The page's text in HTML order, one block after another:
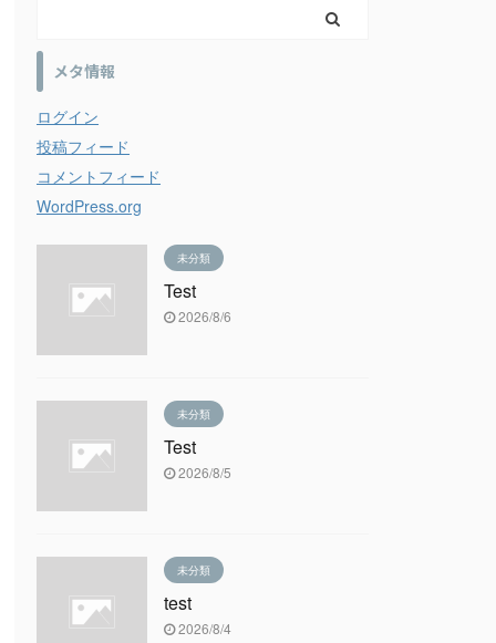
メタ情報
ログイン
投稿フィード
コメントフィード
WordPress.org
未分類
Test
2026/8/6
未分類
Test
2026/8/5
未分類
test
2026/8/4